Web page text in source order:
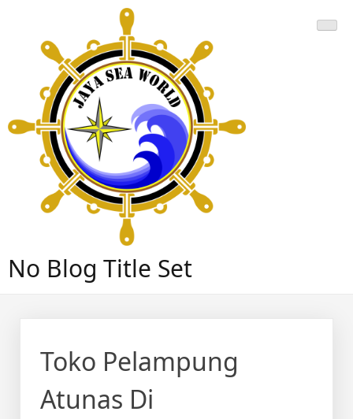
content
No Blog Title Set
Toko Pelampung
Atunas Di